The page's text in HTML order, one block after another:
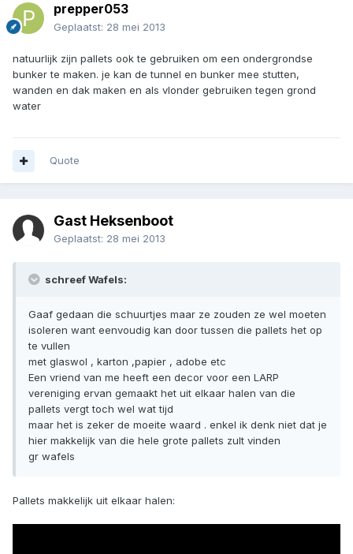
prepper053
Geplaatst: 28 mei 2013
natuurlijk zijn pallets ook te gebruiken om een ondergrondse
bunker te maken. je kan de tunnel en bunker mee stutten,
wanden en dak maken en als vlonder gebruiken tegen grond
water
Quote
Gast Heksenboot
Geplaatst: 28 mei 2013
schreef Wafels:
Gaaf gedaan die schuurtjes maar ze zouden ze wel moeten
isoleren want eenvoudig kan door tussen die pallets het op
te vullen
met glaswol , karton ,papier , adobe etc
Een vriend van me heeft een decor voor een LARP
vereniging ervan gemaakt het uit elkaar halen van die
pallets vergt toch wel wat tijd
maar het is zeker de moeite waard . enkel ik denk niet dat je
hier makkelijk van die hele grote pallets zult vinden
gr wafels
Pallets makkelijk uit elkaar halen: